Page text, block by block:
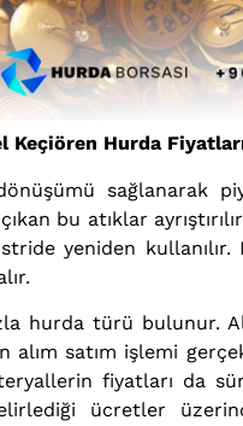
Keçiören Hurda
sağlanarak
bu atıklar
yeniden
hurda türü bulunur.
alım satım işlemi
fiyatları da
ücretler